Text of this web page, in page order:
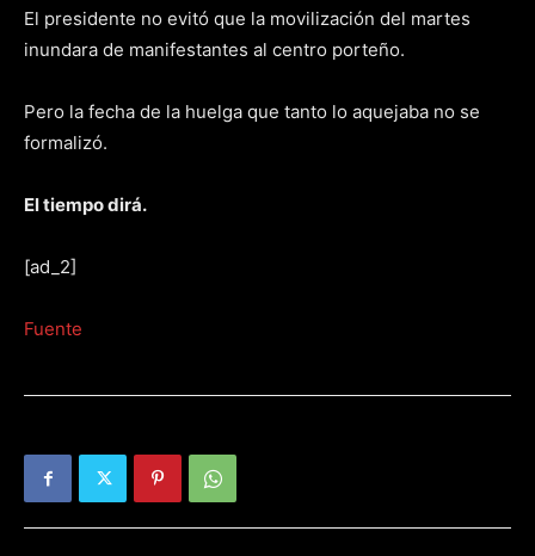
El presidente no evitó que la movilización del martes
inundara de manifestantes al centro porteño.
Pero la fecha de la huelga que tanto lo aquejaba no se
formalizó.
El tiempo dirá.
[ad_2]
Fuente